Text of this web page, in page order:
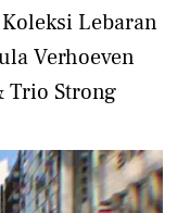
Lebaran
Verhoeven
Trio Strong